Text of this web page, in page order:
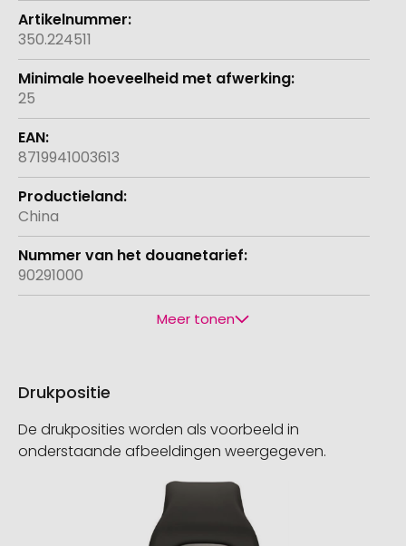
350.224511
25
8719941003613
China
90291000
Meer tonen
Drukpositie
De drukposities worden als voorbeeld in
onderstaande afbeeldingen weergegeven.